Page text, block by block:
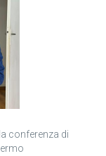
conferenza di